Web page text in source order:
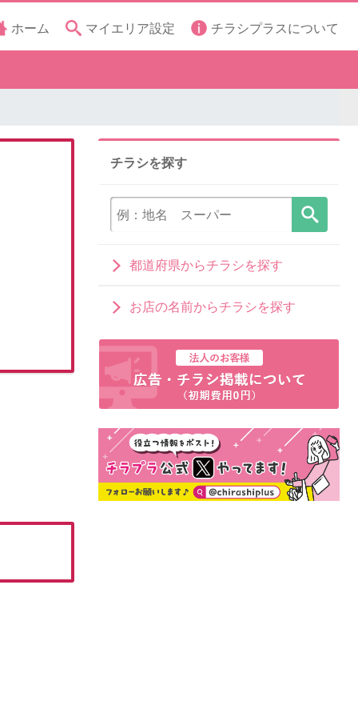
ホーム マイエリア設定 チラシプラスについて
チラシを探す
都道府県からチラシを探す
お店の名前からチラシを探す